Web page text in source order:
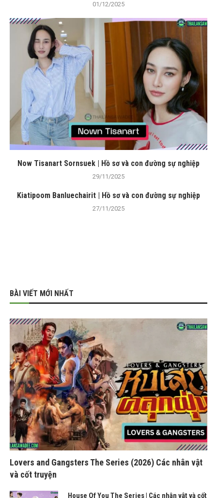
01/12/2025
Now Tisanart Sornsuek | Hồ sơ và con đường sự nghiệp
29/11/2025
Kiatipoom Banluechairit | Hồ sơ và con đường sự nghiệp
27/11/2025
BÀI VIẾT MỚI NHẤT
Lovers and Gangsters The Series (2026) Các nhân vật
và cốt truyện
House Of You The Series | Các nhân vật và cốt